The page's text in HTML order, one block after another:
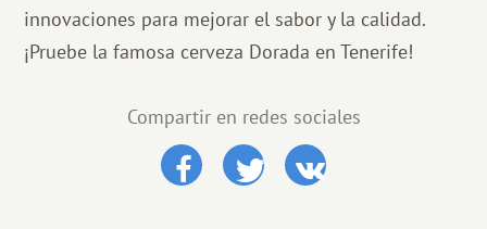
innovaciones para mejorar el sabor y la calidad.
¡Pruebe la famosa cerveza Dorada en Tenerife!
Compartir en redes sociales